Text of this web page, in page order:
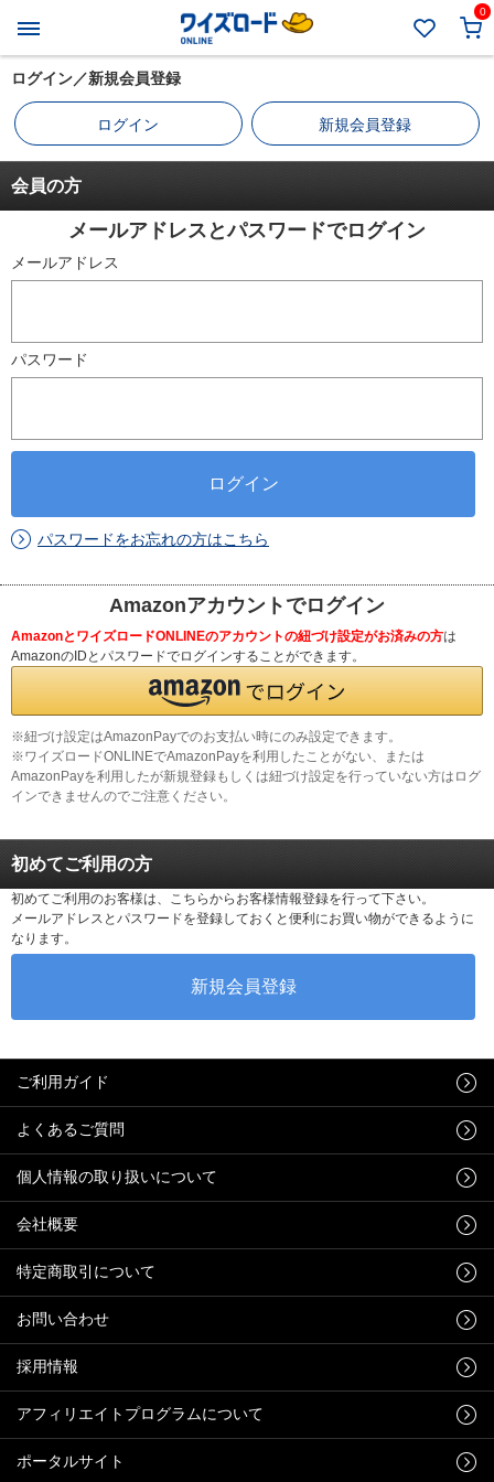
0
ログイン／新規会員登録
ログイン 新規会員登録
会員の方
メールアドレスとパスワードでログイン
メールアドレス
パスワード
パスワードをお忘れの方はこちら
Amazonアカウントでログイン
AmazonとワイズロードONLINEのアカウントの紐づけ設定がお済みの方は
AmazonのIDとパスワードでログインすることができます。
※紐づけ設定はAmazonPayでのお支払い時にのみ設定できます。
※ワイズロードONLINEでAmazonPayを利用したことがない、または
AmazonPayを利用したが新規登録もしくは紐づけ設定を行っていない方はログ
インできませんのでご注意ください。
初めてご利用の方
初めてご利用のお客様は、こちらからお客様情報登録を行って下さい。
メールアドレスとパスワードを登録しておくと便利にお買い物ができるように
なります。
ご利用ガイド
よくあるご質問
個人情報の取り扱いについて
会社概要
特定商取引について
お問い合わせ
採用情報
アフィリエイトプログラムについて
ポータルサイト